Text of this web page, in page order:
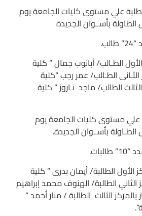
علي مستوى كليات الجامعة يوم
الطـالب/ أبانوب جمال ” كلية
الثـانى الطـالب/ عمر رجب “كلية
الثالث الطالب/ ماجد نـاروز ” كلية
مستوى كليات الجامعة يوم
الطالبة/ أيمان بدرى ” كلية
الثاني الطالبة/ الهنوف محمد إبراهيم
الثالث الطالبة / منار أحمد ”